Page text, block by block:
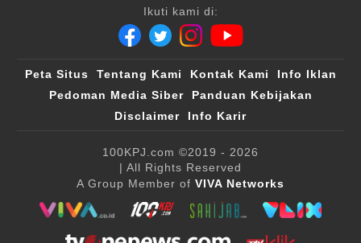
Ikuti kami di:
Peta Situs Tentang Kami Kontak Kami
Info Iklan
Pedoman Media Siber
Panduan Kebijakan
Disclaimer
Info Karir
100KPJ.com ©2019 - 2026
| All Rights Reserved
A Group Member of VIVA Networks